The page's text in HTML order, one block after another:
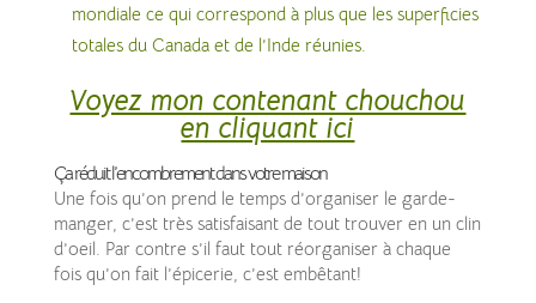
mondiale ce qui correspond à plus que les superficies
totales du Canada et de l’Inde réunies.
Voyez mon contenant chouchou
en cliquant ici
Ça réduit l’encombrement dans votre maison
Une fois qu’on prend le temps d’organiser le garde-
manger, c’est très satisfaisant de tout trouver en un clin
d’oeil. Par contre s’il faut tout réorganiser à chaque
fois qu’on fait l’épicerie, c’est embêtant!